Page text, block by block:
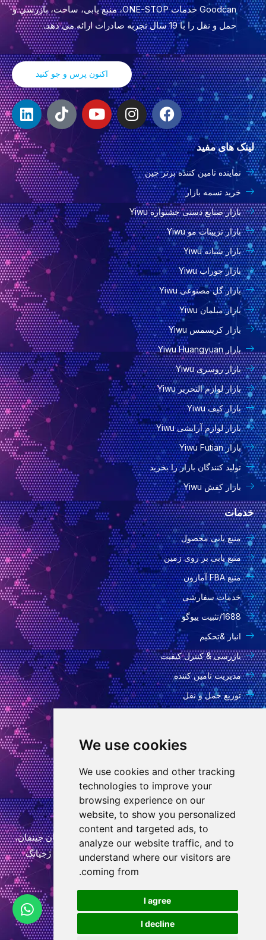
We use cookies
We use cookies and other tracking
technologies to improve your
browsing experience on our
website, to show you personalized
content and targeted ads, to
analyze our website traffic, and to
understand where our visitors are
coming from.
I agree
I decline
و
ا
ت
Goodcan خدمات ONE-STOP، منبع یابی، ساخت، بازرسی و
حمل و نقل را با 19 سال تجربه صادرات ارائه می دهد.
اکنون پرس و جو کنید
ف
ی
س
ب
و
ک
ا
ی
ن
س
ت
ر
ا
م
ی
و
ی
و
ب
T
i
o
k
ل
ی
ن
ک
د
ی
ن
لینک های مفید
نماینده تامین کننده برتر چین
خرید تسمه بازار
بازار صنایع دستی جشنواره Yiwu
بازار تزیینات مو Yiwu
بازار شبانه Yiwu
بازار جوراب Yiwu
بازار گل مصنوعی Yiwu
بازار مبلمان Yiwu
بازار کریسمس Yiwu
بازار Yiwu Huangyuan
بازار روسری Yiwu
بازار لوازم التحریر Yiwu
بازار کیف Yiwu
بازار لوازم آرایشی Yiwu
بازار Yiwu Futian
تولید کنندگان بازار را بخرید
بازار کفش Yiwu
خدمات
منبع یابی محصول
منبع یابی بر روی زمین
منبع FBA آمازون
خدمات سفارشی
1688/تثبیت ییوگو
انبار &تحکیم
بازرسی & کنترل کیفیت
مدیریت تامین کننده
توزیع حمل و نقل
info@goodcansourcing.com
اتاق A-4-420، طبقه 4، ساختمان 1، شماره 778، خیابان جینفان،
خیابان کیوبین، منطقه ووچنگ، شهر جین هوا، استان ژجیانگ
+86 13732438706